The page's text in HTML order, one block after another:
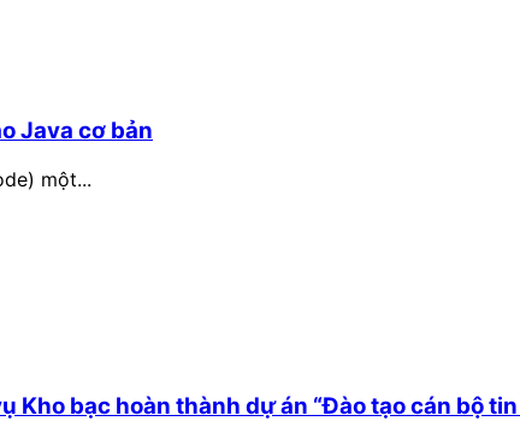
Java cơ bản
một...
Kho bạc hoàn thành dự án “Đào tạo cán bộ